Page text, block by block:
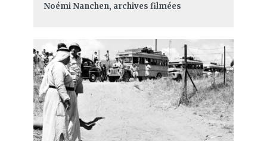
Noémi Nanchen, archives filmées